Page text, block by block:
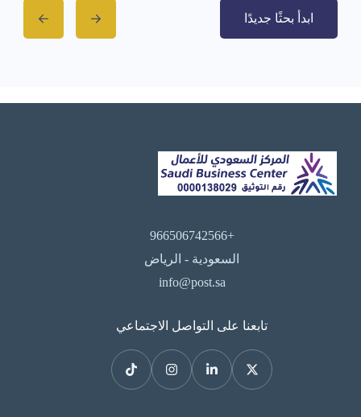
ابدأ بحثًا جديدًا
+966506742566
السعودية - الرياض
info@post.sa
تابعنا على التواصل الاجتماعي